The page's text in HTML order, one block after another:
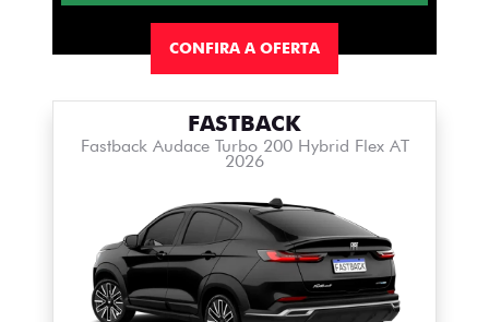
CONFIRA A OFERTA
FASTBACK
Fastback Audace Turbo 200 Hybrid Flex AT
2026